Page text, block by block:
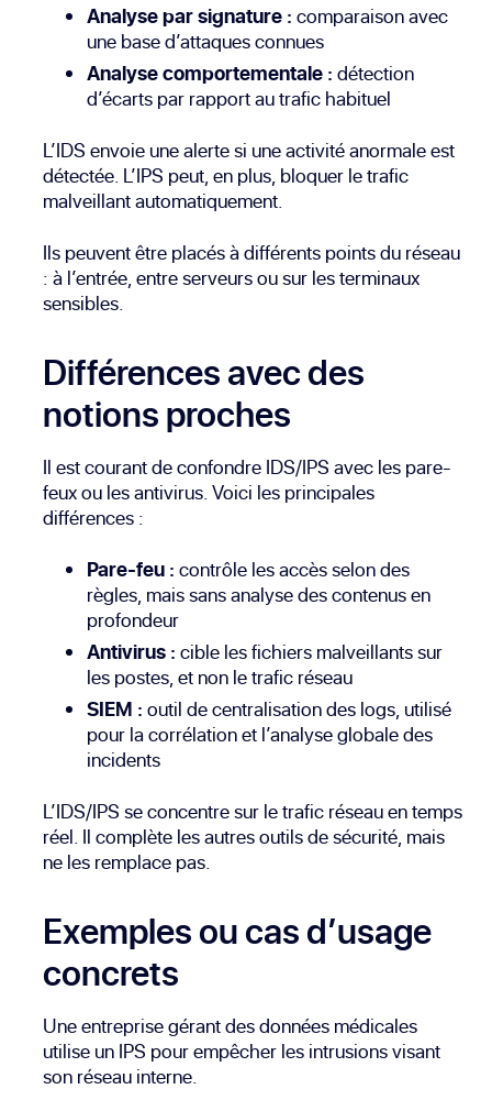
Analyse par signature : comparaison avec
une base d’attaques connues
Analyse comportementale : détection
d’écarts par rapport au trafic habituel
L’IDS envoie une alerte si une activité anormale est
détectée. L’IPS peut, en plus, bloquer le trafic
malveillant automatiquement.
Ils peuvent être placés à différents points du réseau
: à l’entrée, entre serveurs ou sur les terminaux
sensibles.
Différences avec des
notions proches
Il est courant de confondre IDS/IPS avec les pare-
feux ou les antivirus. Voici les principales
différences :
Pare-feu : contrôle les accès selon des
règles, mais sans analyse des contenus en
profondeur
Antivirus : cible les fichiers malveillants sur
les postes, et non le trafic réseau
SIEM : outil de centralisation des logs, utilisé
pour la corrélation et l’analyse globale des
incidents
L’IDS/IPS se concentre sur le trafic réseau en temps
réel. Il complète les autres outils de sécurité, mais
ne les remplace pas.
Exemples ou cas d’usage
concrets
Une entreprise gérant des données médicales
utilise un IPS pour empêcher les intrusions visant
son réseau interne.